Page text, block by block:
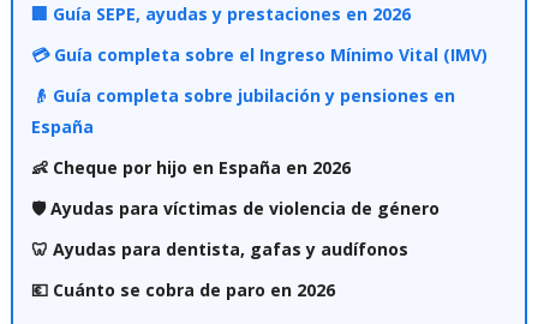
🏢 Guía SEPE, ayudas y prestaciones en 2026
💳 Guía completa sobre el Ingreso Mínimo Vital (IMV)
👴 Guía completa sobre jubilación y pensiones en
España
👶 Cheque por hijo en España en 2026
🛡️ Ayudas para víctimas de violencia de género
🦷 Ayudas para dentista, gafas y audífonos
💶 Cuánto se cobra de paro en 2026